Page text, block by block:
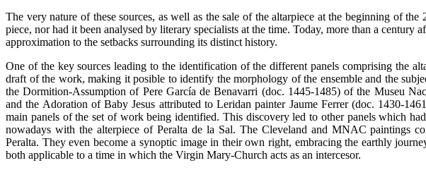
The very nature of these sources, as well as the sale of the altarpiece at the beginning of
piece, nor had it been analysed by literary specialists at the time. Today, more than a century
approximation to the setbacks surrounding its distinct history.
One of the key sources leading to the identification of the different panels comprising the
draft of the work, making it posible to identify the morphology of the ensemble and the
the Dormition-Assumption of Pere García de Benavarri (doc. 1445-1485) of the Museu
and the Adoration of Baby Jesus attributed to Leridan painter Jaume Ferrer (doc. 1430-
main panels of the set of work being identified. This discovery led to other panels which
nowadays with the alterpiece of Peralta de la Sal. The Cleveland and MNAC paintings
Peralta. They even become a synoptic image in their own right, embracing the earthly
both applicable to a time in which the Virgin Mary-Church acts as an intercesor.